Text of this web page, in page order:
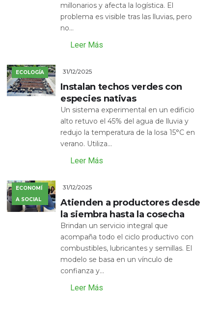
millonarios y afecta la logística. El
problema es visible tras las lluvias, pero
no...
Leer Más
ECOLOGÍA 31/12/2025
Instalan techos verdes con
especies nativas
Un sistema experimental en un edificio
alto retuvo el 45% del agua de lluvia y
redujo la temperatura de la losa 15°C en
verano. Utiliza...
Leer Más
ECONOMÍ
A SOCIAL
31/12/2025
Atienden a productores desde
la siembra hasta la cosecha
Brindan un servicio integral que
acompaña todo el ciclo productivo con
combustibles, lubricantes y semillas. El
modelo se basa en un vínculo de
confianza y...
Leer Más